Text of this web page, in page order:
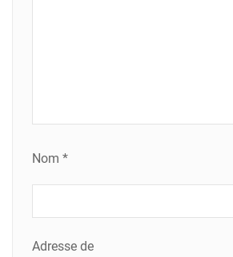
Nom *
Adresse de